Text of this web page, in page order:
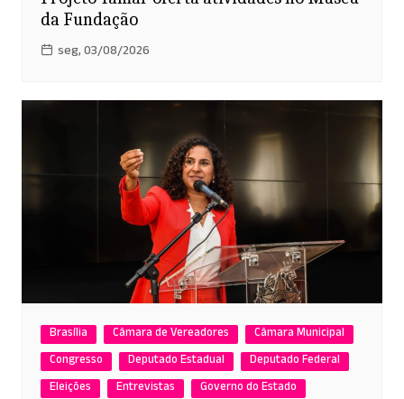
da Fundação
seg, 03/08/2026
Brasília Câmara de Vereadores
Câmara Municipal
Congresso
Deputado Estadual
Deputado Federal
Eleições
Entrevistas
Governo do Estado